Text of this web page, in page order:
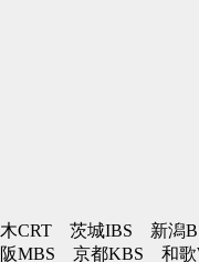
CRT 茨城IBS 新潟
京都KBS 和歌